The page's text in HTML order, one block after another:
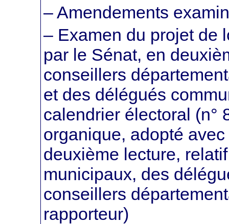
– Amendements
– Examen du projet de
par le Sénat, en
conseillers
et des délégués
calendrier électoral (n°
organique, adopté
deuxième lecture,
municipaux, des
conseillers
rapporteur)